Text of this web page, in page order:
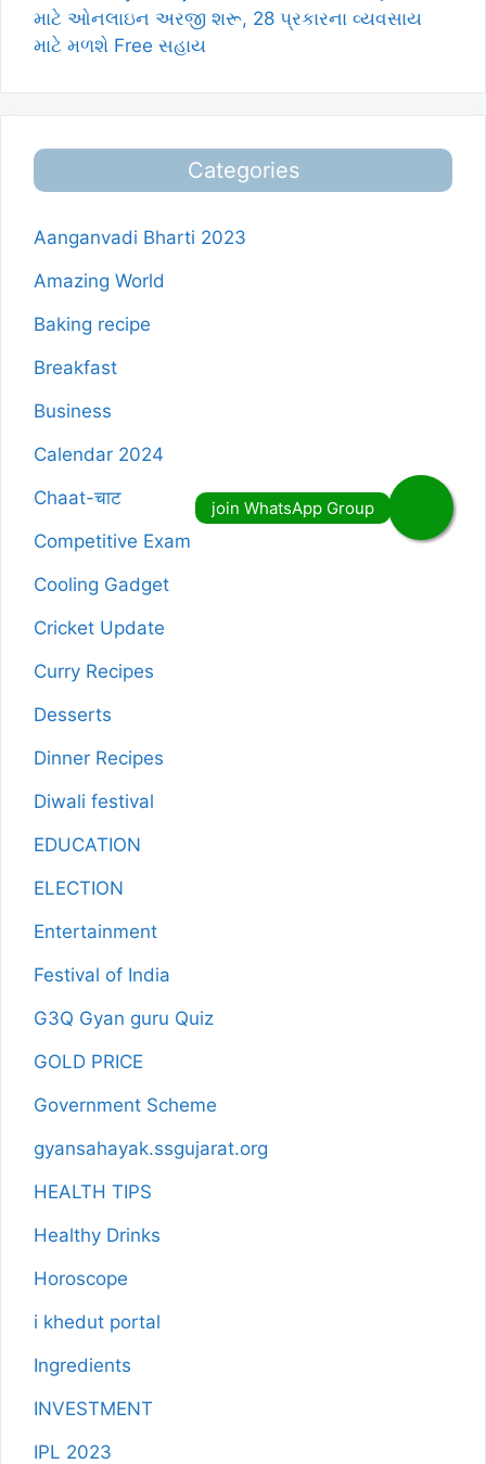
માટે ઓનલાઇન અરજી શરૂ, 28 પ્રકારના વ્યવસાય
માટે મળશે Free સહાય
Categories
Aanganvadi Bharti 2023
Amazing World
Baking recipe
Breakfast
Business
Calendar 2024
Chaat-चाट
Competitive Exam
Cooling Gadget
Cricket Update
Curry Recipes
Desserts
Dinner Recipes
Diwali festival
EDUCATION
ELECTION
Entertainment
Festival of India
G3Q Gyan guru Quiz
GOLD PRICE
Government Scheme
gyansahayak.ssgujarat.org
HEALTH TIPS
Healthy Drinks
Horoscope
i khedut portal
Ingredients
INVESTMENT
IPL 2023